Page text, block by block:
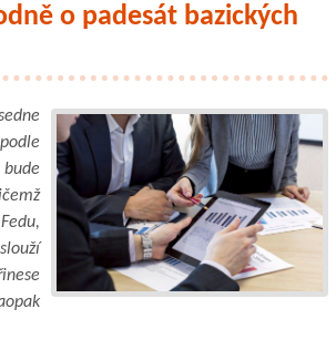
o padesát bazických
bude